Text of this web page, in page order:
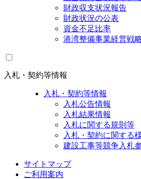
財政収支状況報告
財政状況の公表
資金不足比率
港湾整備事業経営戦
入札・契約等情報
入札・契約等情報
入札公告情報
入札結果情報
入札に関する規則等
入札・契約に関する
建設工事等競争入札
サイトマップ
ご利用案内